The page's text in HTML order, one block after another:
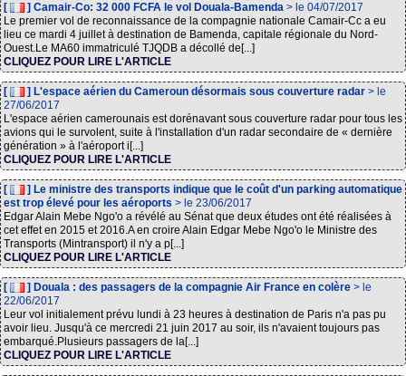
[ ] Camair-Co: 32 000 FCFA le vol Douala-Bamenda > le 04/07/2017
Le premier vol de reconnaissance de la compagnie nationale Camair-Cc a eu
lieu ce mardi 4 juillet à destination de Bamenda, capitale régionale du Nord-
Ouest.Le MA60 immatriculé TJQDB a décollé de[...]
CLIQUEZ POUR LIRE L'ARTICLE
[ ] L'espace aérien du Cameroun désormais sous couverture radar > le
27/06/2017
L'espace aérien camerounais est dorénavant sous couverture radar pour tous les
avions qui le survolent, suite à l'installation d'un radar secondaire de « dernière
génération » à l'aéroport i[...]
CLIQUEZ POUR LIRE L'ARTICLE
[
] Le ministre des transports indique que le coût d'un parking automatique
est trop élevé pour les aéroports > le 23/06/2017
Edgar Alain Mebe Ngo'o a révélé au Sénat que deux études ont été réalisées à
cet effet en 2015 et 2016.A en croire Alain Edgar Mebe Ngo'o le Ministre des
Transports (Mintransport) il n'y a p[...]
CLIQUEZ POUR LIRE L'ARTICLE
[ ] Douala : des passagers de la compagnie Air France en colère > le
22/06/2017
Leur vol initialement prévu lundi à 23 heures à destination de Paris n'a pas pu
avoir lieu. Jusqu'à ce mercredi 21 juin 2017 au soir, ils n'avaient toujours pas
embarqué.Plusieurs passagers de la[...]
CLIQUEZ POUR LIRE L'ARTICLE